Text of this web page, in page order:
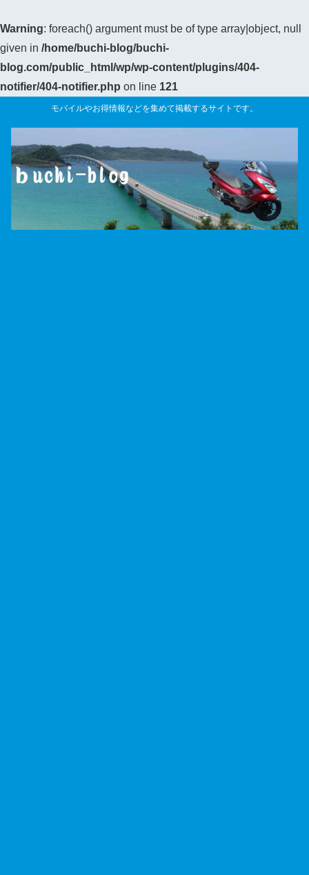
Warning: foreach() argument must be of type array|object, null
given in /home/buchi-blog/buchi-
blog.com/public_html/wp/wp-content/plugins/404-
notifier/404-notifier.php on line 121
モバイルやお得情報などを集めて掲載するサイトです。